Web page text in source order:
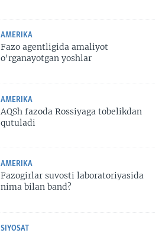
AMERIKA
Fazo agentligida amaliyot
o'rganayotgan yoshlar
AMERIKA
AQSh fazoda Rossiyaga tobelikdan
qutuladi
AMERIKA
Fazogirlar suvosti laboratoriyasida
nima bilan band?
SIYOSAT